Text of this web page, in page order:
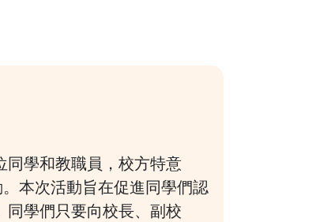
同學和教職員，校方特意
本次活動旨在促進同學們認
同學們只要向校長、副校